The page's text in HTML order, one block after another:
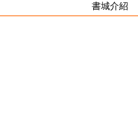
書城介紹